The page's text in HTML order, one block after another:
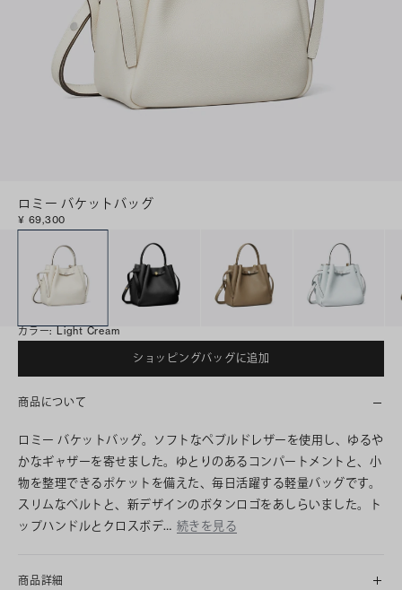
ロミー バケットバッグ
¥ 69,300
カラー: Light Cream
ショッピングバッグに追加
商品について
ロミー バケットバッグ。ソフトなペブルドレザーを使用し、ゆるや
かなギャザーを寄せました。ゆとりのあるコンパートメントと、小
物を整理できるポケットを備えた、毎日活躍する軽量バッグです。
スリムなベルトと、新デザインのボタンロゴをあしらいました。ト
ップハンドルとクロスボデ… 続きを見る
商品詳細